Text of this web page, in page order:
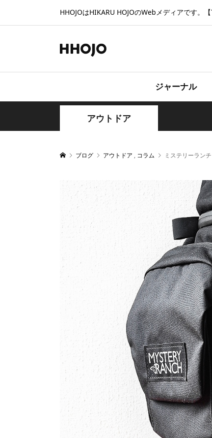
HHOJOはHIKARU HOJOのWebメディアです。【
ジャーナル
アウトドア
ブログ アウトドア , コラム ミステリーラン